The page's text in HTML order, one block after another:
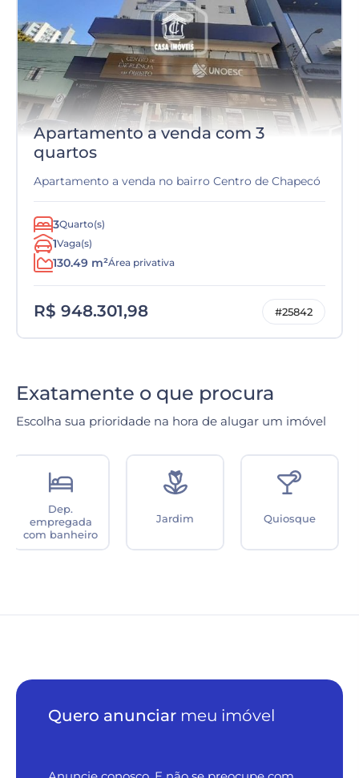
Apartamento a venda com 3
quartos
Apartamento a venda no bairro Centro de Chapecó
3Quarto(s)
1Vaga(s)
130.49 m²Área privativa
R$ 948.301,98 #25842
Exatamente o que procura
Escolha sua prioridade na hora de alugar um imóvel
Quiosque Mezanino Despensa
Quero anunciar meu imóvel